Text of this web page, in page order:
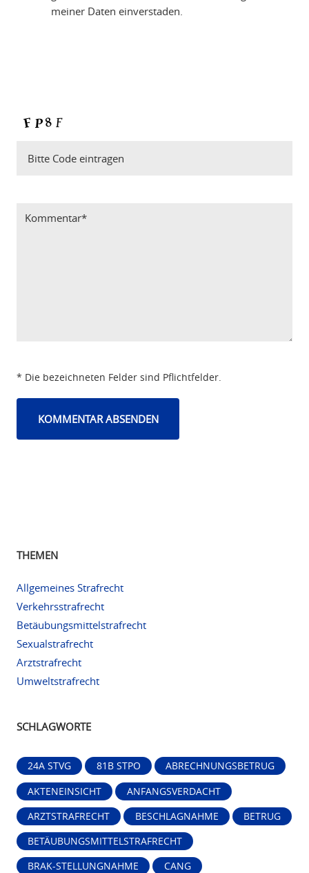
meiner Daten einverstaden.
* Die bezeichneten Felder sind Pflichtfelder.
THEMEN
Allgemeines Strafrecht
Verkehrsstrafrecht
Betäubungsmittelstrafrecht
Sexualstrafrecht
Arztstrafrecht
Umweltstrafrecht
SCHLAGWORTE
24A STVG 81B STPO ABRECHNUNGSBETRUG
AKTENEINSICHT ANFANGSVERDACHT
ARZTSTRAFRECHT BESCHLAGNAHME BETRUG
BETÄUBUNGSMITTELSTRAFRECHT
BRAK-STELLUNGNAHME CANG